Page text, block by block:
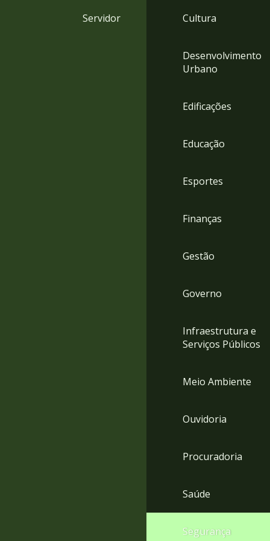
Servidor Cultura
Desenvolvimento
Urbano
Edificações
Educação
Esportes
Finanças
Gestão
Governo
Infraestrutura e
Serviços Públicos
Meio Ambiente
Ouvidoria
Procuradoria
Saúde
Segurança